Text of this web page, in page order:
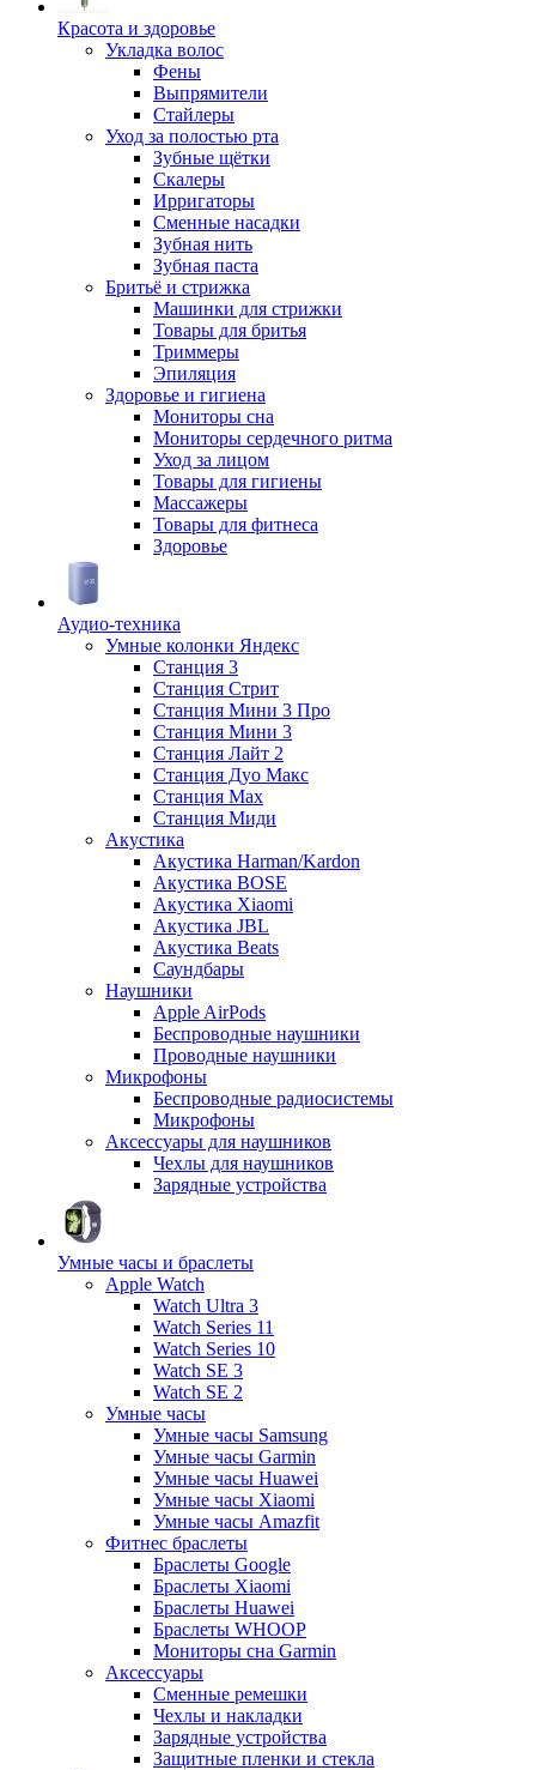
Красота и здоровье
Укладка волос
Фены
Выпрямители
Стайлеры
Уход за полостью рта
Зубные щётки
Скалеры
Ирригаторы
Сменные насадки
Зубная нить
Зубная паста
Бритьё и стрижка
Машинки для стрижки
Товары для бритья
Триммеры
Эпиляция
Здоровье и гигиена
Мониторы сна
Мониторы сердечного ритма
Уход за лицом
Товары для гигиены
Массажеры
Товары для фитнеса
Здоровье
Аудио-техника
Умные колонки Яндекс
Станция 3
Станция Стрит
Станция Мини 3 Про
Станция Мини 3
Станция Лайт 2
Станция Дуо Макс
Станция Max
Станция Миди
Акустика
Акустика Harman/Kardon
Акустика BOSE
Акустика Xiaomi
Акустика JBL
Акустика Beats
Саундбары
Наушники
Apple AirPods
Беспроводные наушники
Проводные наушники
Микрофоны
Беспроводные радиосистемы
Микрофоны
Аксессуары для наушников
Чехлы для наушников
Зарядные устройства
Умные часы и браслеты
Apple Watch
Watch Ultra 3
Watch Series 11
Watch Series 10
Watch SE 3
Watch SE 2
Умные часы
Умные часы Samsung
Умные часы Garmin
Умные часы Huawei
Умные часы Xiaomi
Умные часы Amazfit
Фитнес браслеты
Браслеты Google
Браслеты Xiaomi
Браслеты Huawei
Браслеты WHOOP
Мониторы сна Garmin
Аксессуары
Сменные ремешки
Чехлы и накладки
Зарядные устройства
Защитные пленки и стекла